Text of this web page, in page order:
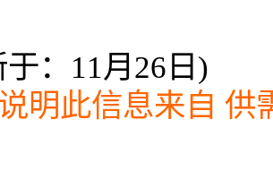
：11月26日)
明此信息来自 供